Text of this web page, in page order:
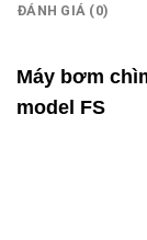
ĐÁNH GIÁ (0)
Máy bơm
model FS